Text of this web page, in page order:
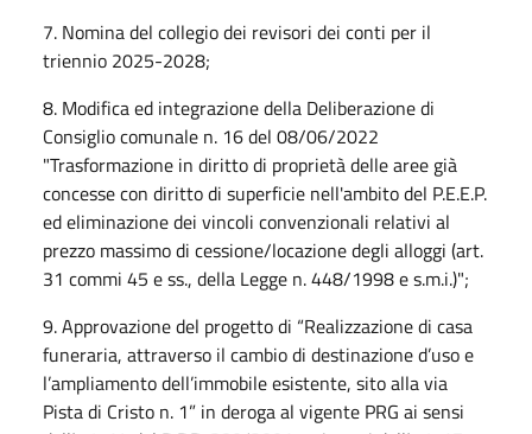
7. Nomina del collegio dei revisori dei conti per il
triennio 2025-2028;
8. Modifica ed integrazione della Deliberazione di
Consiglio comunale n. 16 del 08/06/2022
"Trasformazione in diritto di proprietà delle aree già
concesse con diritto di superficie nell'ambito del P.E.E.P.
ed eliminazione dei vincoli convenzionali relativi al
prezzo massimo di cessione/locazione degli alloggi (art.
31 commi 45 e ss., della Legge n. 448/1998 e s.m.i.)";
9. Approvazione del progetto di “Realizzazione di casa
funeraria, attraverso il cambio di destinazione d’uso e
l’ampliamento dell’immobile esistente, sito alla via
Pista di Cristo n. 1” in deroga al vigente PRG ai sensi